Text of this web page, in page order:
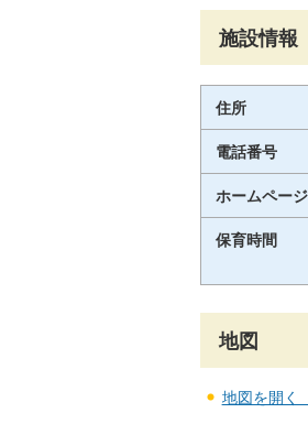
施設情報
住所
電話番号
ホームページ
保育時間
地図
地図を開く